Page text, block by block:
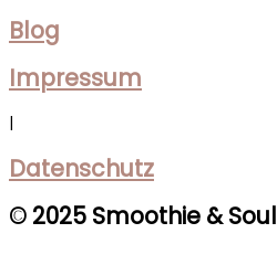
Blog
Impressum
|
Datenschutz
© 2025 Smoothie & Soul